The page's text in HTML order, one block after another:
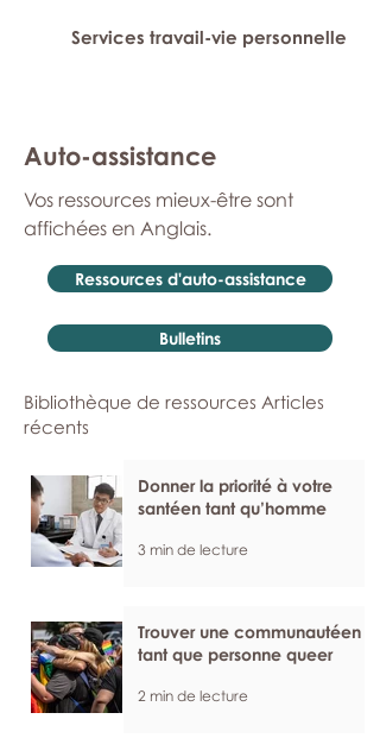
Services travail-vie personnelle
Auto-assistance
Vos ressources mieux-être sont
affichées en Anglais.
Ressources d'auto-assistance
Bulletins
Bibliothèque de ressources Articles
récents
Donner la priorité à votre
santéen tant qu’homme
3 min de lecture
Trouver une communautéen
tant que personne queer
2 min de lecture